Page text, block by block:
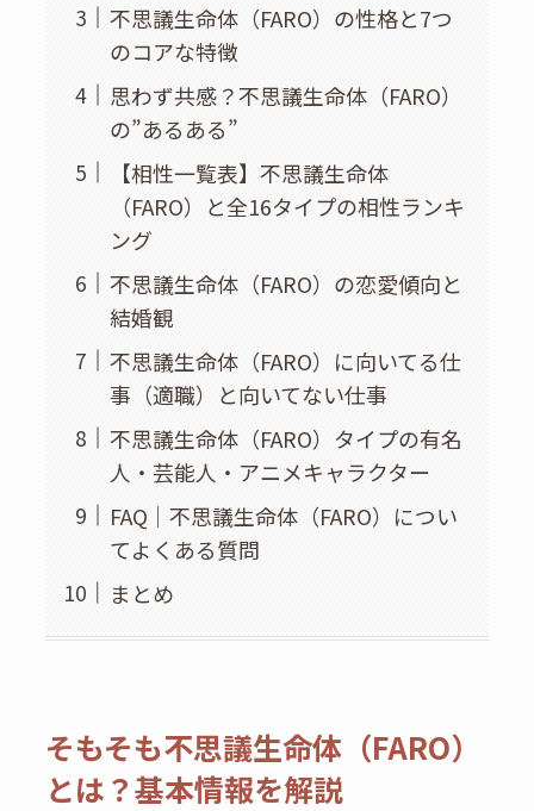
不思議生命体（FARO）の性格と7つ
のコアな特徴
思わず共感？不思議生命体（FARO）
の”あるある”
【相性一覧表】不思議生命体
（FARO）と全16タイプの相性ランキ
ング
不思議生命体（FARO）の恋愛傾向と
結婚観
不思議生命体（FARO）に向いてる仕
事（適職）と向いてない仕事
不思議生命体（FARO）タイプの有名
人・芸能人・アニメキャラクター
FAQ｜不思議生命体（FARO）につい
てよくある質問
まとめ
そもそも不思議生命体（FARO）
とは？基本情報を解説